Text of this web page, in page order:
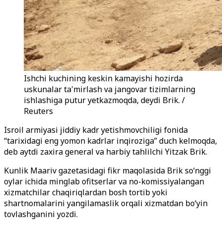
Ishchi kuchining keskin kamayishi hozirda
uskunalar ta'mirlash va jangovar tizimlarning
ishlashiga putur yetkazmoqda, deydi Brik. /
Reuters
Isroil armiyasi jiddiy kadr yetishmovchiligi fonida
“tarixidagi eng yomon kadrlar inqiroziga” duch kelmoqda,
deb aytdi zaxira general va harbiy tahlilchi Yitzak Brik.
Kunlik Maariv gazetasidagi fikr maqolasida Brik so‘nggi
oylar ichida minglab ofitserlar va no-komissiyalangan
xizmatchilar chaqiriqlardan bosh tortib yoki
shartnomalarini yangilamaslik orqali xizmatdan bo‘yin
tovlashganini yozdi.